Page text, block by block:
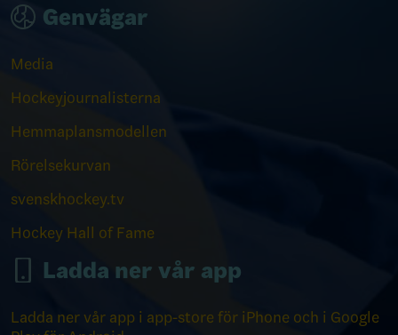
Genvägar
Media
Hockeyjournalisterna
Hemmaplansmodellen
Rörelsekurvan
svenskhockey.tv
Hockey Hall of Fame
Ladda ner vår app
Ladda ner vår app i app-store för iPhone och i Google